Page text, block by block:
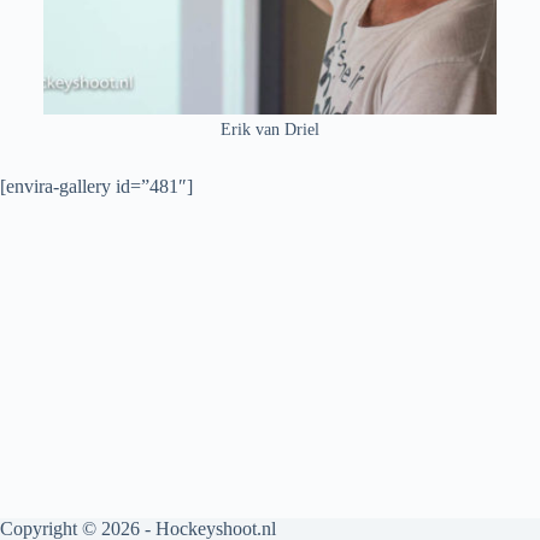
Erik van Driel
[envira-gallery id=”481″]
Copyright © 2026 - Hockeyshoot.nl